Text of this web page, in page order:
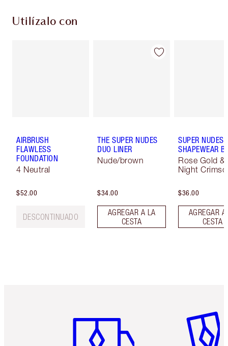
Utilízalo con
AIRBRUSH
FLAWLESS
FOUNDATION
4 Neutral
$52.00
DESCONTINUADO
THE SUPER NUDES
DUO LINER
Nude/brown
$34.00
AGREGAR A LA
CESTA
SUPER NUDES
SHAPEWEAR
Rose Gold &
Night
$36.00
AGREGAR
CESTA